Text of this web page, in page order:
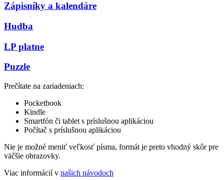
Zápisníky a kalendáre
Hudba
LP platne
Puzzle
Prečítate na zariadeniach:
Pocketbook
Kindle
Smartfón či tablet s príslušnou aplikáciou
Počítač s príslušnou aplikáciou
Nie je možné meniť veľkosť písma, formát je preto vhodný skôr pre
väčšie obrazovky.
Viac informácií v našich návodoch